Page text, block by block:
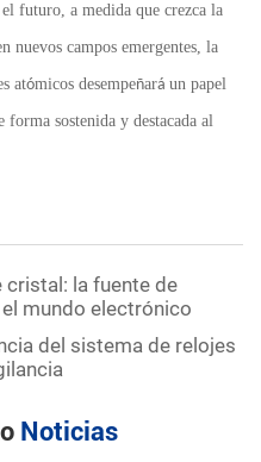
futuro, a medida que crezca la
nuevos campos emergentes, la
atómicos desempeñará un papel
sostenida y destacada al
cristal: la fuente de
mundo electrónico
del sistema de relojes
Noticias